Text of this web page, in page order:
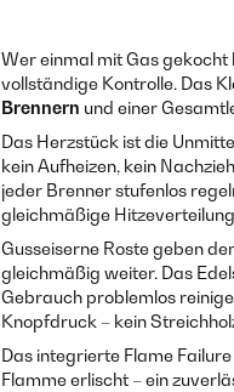
Wer einmal mit Gas gekocht
vollständige Kontrolle. Das
Brennern und einer
Das Herzstück ist die
kein Aufheizen, kein
jeder Brenner stufenlos
gleichmäßige
Gusseiserne Roste geben
gleichmäßig weiter. Das
Gebrauch problemlos
Knopfdruck – kein
Das integrierte Flame
Flamme erlischt – ein